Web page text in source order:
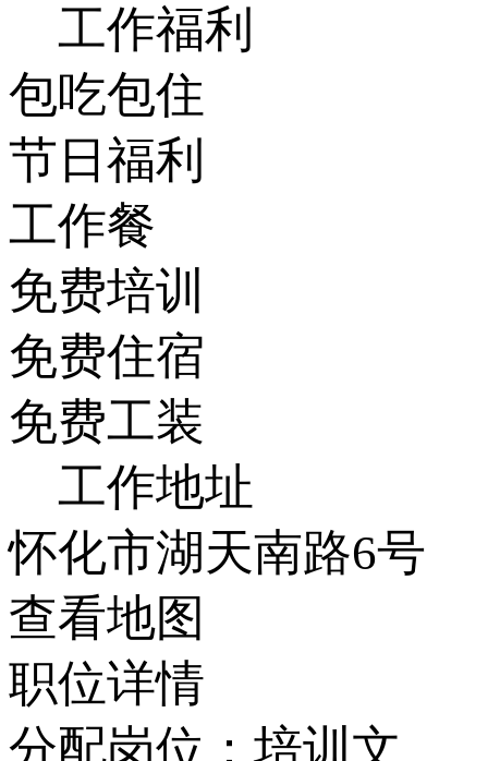
工作福利
包吃包住
节日福利
工作餐
免费培训
免费住宿
免费工装
工作地址
怀化市湖天南路6号
查看地图
职位详情
分配岗位：培训文